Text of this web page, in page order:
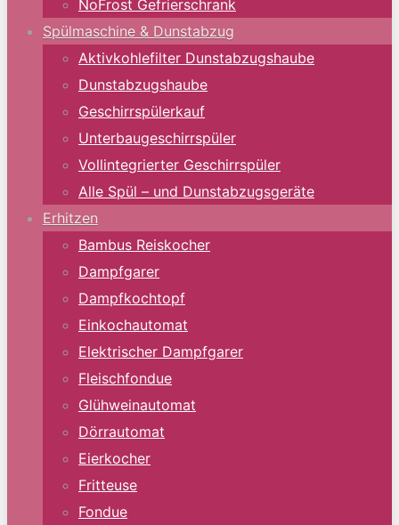
NoFrost Gefrierschrank
Spülmaschine & Dunstabzug
Aktivkohlefilter Dunstabzugshaube
Dunstabzugshaube
Geschirrspülerkauf
Unterbaugeschirrspüler
Vollintegrierter Geschirrspüler
Alle Spül – und Dunstabzugsgeräte
Erhitzen
Bambus Reiskocher
Dampfgarer
Dampfkochtopf
Einkochautomat
Elektrischer Dampfgarer
Fleischfondue
Glühweinautomat
Dörrautomat
Eierkocher
Fritteuse
Fondue